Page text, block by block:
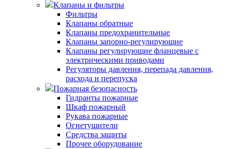
Клапаны и фильтры
Фильтры
Клапаны обратные
Клапаны предохранительные
Клапаны запорно-регулирующие
Клапаны регулирующие фланцевые с
электрическими приводами
Регуляторы давления, перепада давления,
расхода и перепуска
Пожарная безопасность
Гидранты пожарные
Шкаф пожарный
Рукава пожарные
Огнетушители
Средства защиты
Прочее оборудование